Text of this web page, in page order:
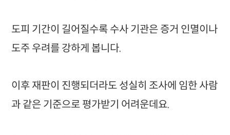
도피 기간이 길어질수록 수사 기관은 증거 인멸이나
도주 우려를 강하게 봅니다.
이후 재판이 진행되더라도 성실히 조사에 임한 사람
과 같은 기준으로 평가받기 어려운데요.